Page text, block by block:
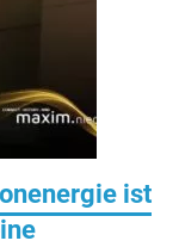
ist